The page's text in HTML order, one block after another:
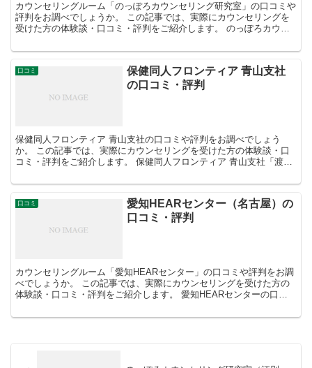
カウンセリングルーム「のっぽろカウンセリング研究室」の口コミや
評判をお調べでしょうか。 この記事では、実際にカウンセリングを
受けた方の体験談・口コミ・評判をご紹介します。 のっぽろカウン
口コミ
保健同人フロンティア 青山支社
の口コミ・評判
保健同人フロンティア 青山支社の口コミや評判をお調べでしょう
か。 この記事では、実際にカウンセリングを受けた方の体験談・口
コミ・評判をご紹介します。 保健同人フロンティア 青山支社「渡辺
口コミ
愛知HEARセンター（名古屋）の
口コミ・評判
カウンセリングルーム「愛知HEARセンター」の口コミや評判をお調
べでしょうか。 この記事では、実際にカウンセリングを受けた方の
体験談・口コミ・評判をご紹介します。 愛知HEARセンターの口コ